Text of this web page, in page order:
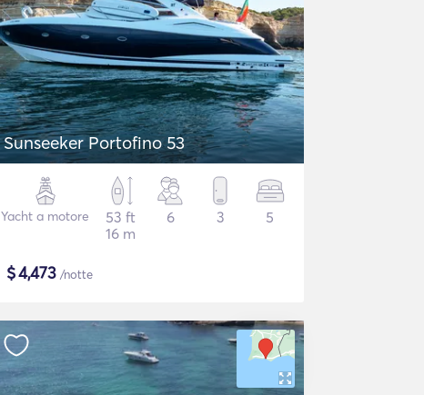
Sunseeker Portofino 53
Yacht a motore
53 ft
16 m
6 3 5
$4,473 /notte